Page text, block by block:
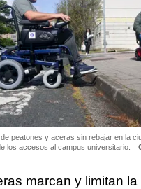
peatones y aceras sin rebajar en la
los accesos al campus universitario.
marcan y limitan